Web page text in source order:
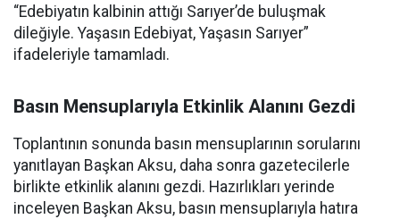
“Edebiyatın kalbinin attığı Sarıyer’de buluşmak
dileğiyle. Yaşasın Edebiyat, Yaşasın Sarıyer”
ifadeleriyle tamamladı.
Basın Mensuplarıyla Etkinlik Alanını Gezdi
Toplantının sonunda basın mensuplarının sorularını
yanıtlayan Başkan Aksu, daha sonra gazetecilerle
birlikte etkinlik alanını gezdi. Hazırlıkları yerinde
inceleyen Başkan Aksu, basın mensuplarıyla hatıra